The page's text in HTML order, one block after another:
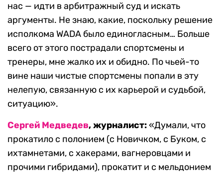
нас — идти в арбитражный суд и искать
аргументы. Не знаю, какие, поскольку решение
исполкома WADA было единогласным… Больше
всего от этого пострадали спортсмены и
тренеры, мне жалко их и обидно. По чьей-то
вине наши чистые спортсмены попали в эту
нелепую, связанную с их карьерой и судьбой,
ситуацию».
Сергей Медведев, журналист:«Думали, что
прокатило с полонием (с Новичком, с Буком, с
ихтамнетами, с хакерами, вагнеровцами и
прочими гибридами), прокатит и с мельдонием